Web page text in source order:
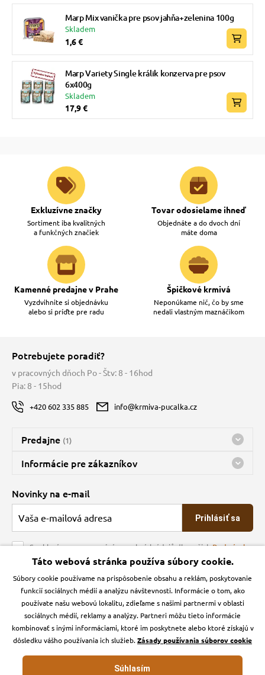
Marp Mix vanička pre psov jahňa+zelenina 100g
Skladem
1,6 €
Marp Variety Single králik konzerva pre psov
6x400g
Skladem
17,9 €
Exkluzívne značky
Sortiment iba kvalitných
a funkčných značiek
Tovar odosielame ihneď
Objednáte a do dvoch dní
máte doma
Kamenné predajne v Prahe
Vyzdvihnite si objednávku
alebo si príďte pre radu
Špičkové krmivá
Neponúkame nič, čo by sme
nedali vlastným maznáčikom
Potrebujete poradiť?
v pracovných dňoch Po - Štv: 8 - 16hod
Pia: 8 - 15hod
+420 602 335 885 info@krmiva-pucalka.cz
Predajne (1)
Predajňa a sklad Kbely
Bohužiaľ, momentálne máme zatvorené
Informácie pre zákazníkov
O spoločnosti
Veľkoobchod
Obchodné podmienky
Kontakt
Podmienky ochrany osobných údajov
Zásady používanie cookies a Google Analytics
Novinky na e-mail
Prihlásiť sa
Souhlasím se zpracováním osobních údajů dle našichPodmínek
ochrany osobních údajů
Krmiva Pučálka na sociálnych sieťach
Instagran Facebook
Táto webová stránka používa súbory cookie.
Súbory cookie používame na prispôsobenie obsahu a reklám, poskytovanie
funkcií sociálnych médií a analýzu návštevnosti. Informácie o tom, ako
používate našu webovú lokalitu, zdieľame s našimi partnermi v oblasti
sociálnych médií, reklamy a analýzy. Partneri môžu tieto informácie
kombinovať s inými informáciami, ktoré im poskytnete alebo ktoré získajú v
dôsledku vášho používania ich služieb.Zásady používania súborov cookie
Súhlasím